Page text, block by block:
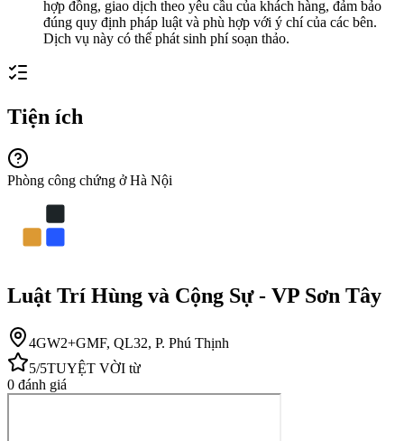
hợp đồng, giao dịch theo yêu cầu của khách hàng, đảm bảo
đúng quy định pháp luật và phù hợp với ý chí của các bên.
Dịch vụ này có thể phát sinh phí soạn thảo.
Tiện ích
Phòng công chứng ở Hà Nội
Luật Trí Hùng và Cộng Sự - VP Sơn Tây
4GW2+GMF, QL32, P. Phú Thịnh
5/5TUYỆT VỜI từ
0 đánh giá